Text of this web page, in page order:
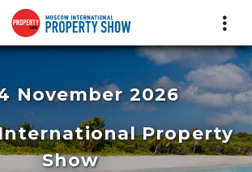
November 2026
Property
Show